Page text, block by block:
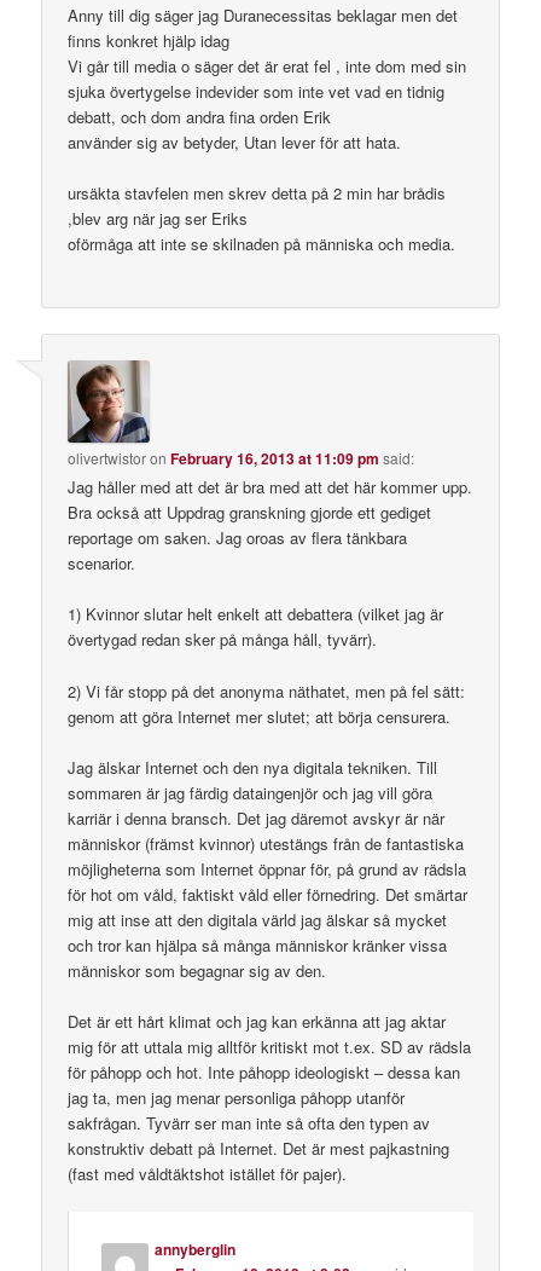
Anny till dig säger jag Duranecessitas beklagar men det
finns konkret hjälp idag
Vi går till media o säger det är erat fel , inte dom med sin
sjuka övertygelse indevider som inte vet vad en tidnig
debatt, och dom andra fina orden Erik
använder sig av betyder, Utan lever för att hata.
ursäkta stavfelen men skrev detta på 2 min har brådis
,blev arg när jag ser Eriks
oförmåga att inte se skilnaden på människa och media.
olivertwistoronFebruary 16, 2013 at 11:09 pm said:
Jag håller med att det är bra med att det här kommer upp.
Bra också att Uppdrag granskning gjorde ett gediget
reportage om saken. Jag oroas av flera tänkbara
scenarior.
1) Kvinnor slutar helt enkelt att debattera (vilket jag är
övertygad redan sker på många håll, tyvärr).
2) Vi får stopp på det anonyma näthatet, men på fel sätt:
genom att göra Internet mer slutet; att börja censurera.
Jag älskar Internet och den nya digitala tekniken. Till
sommaren är jag färdig dataingenjör och jag vill göra
karriär i denna bransch. Det jag däremot avskyr är när
människor (främst kvinnor) utestängs från de fantastiska
möjligheterna som Internet öppnar för, på grund av rädsla
för hot om våld, faktiskt våld eller förnedring. Det smärtar
mig att inse att den digitala värld jag älskar så mycket
och tror kan hjälpa så många människor kränker vissa
människor som begagnar sig av den.
Det är ett hårt klimat och jag kan erkänna att jag aktar
mig för att uttala mig alltför kritiskt mot t.ex. SD av rädsla
för påhopp och hot. Inte påhopp ideologiskt – dessa kan
jag ta, men jag menar personliga påhopp utanför
sakfrågan. Tyvärr ser man inte så ofta den typen av
konstruktiv debatt på Internet. Det är mest pajkastning
(fast med våldtäktshot istället för pajer).
annyberglin